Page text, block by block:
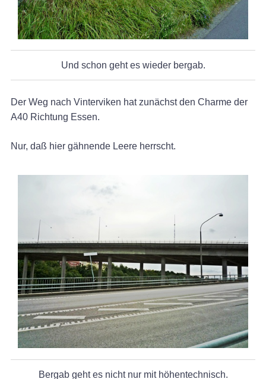
Und schon geht es wieder bergab.
Der Weg nach Vinterviken hat zunächst den Charme der
A40 Richtung Essen.
Nur, daß hier gähnende Leere herrscht.
Bergab geht es nicht nur mit höhentechnisch.